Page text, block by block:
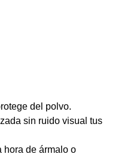
del polvo.
sin ruido visual tus
hora de ármalo o